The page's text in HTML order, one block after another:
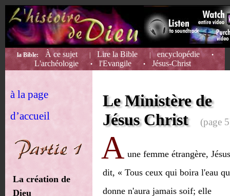
la Bible: À ce sujet | Lire la Bible encyclopédie •
L'archéologie • l'Evangile • Jésus-Christ
à la page
d’accueil
La création de
Dieu
Le Ministère de
Jésus Christ
(page
A une femme étrangère, Jésus
dit, « Tous ceux qui boira l'eau
donne n'aura jamais soif; elle